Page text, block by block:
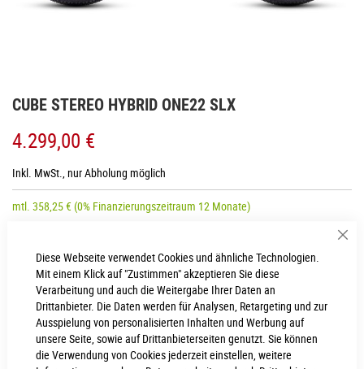
Diese Webseite verwendet Cookies und ähnliche Technologien.
Mit einem Klick auf "Zustimmen" akzeptieren Sie diese
Verarbeitung und auch die Weitergabe Ihrer Daten an
Drittanbieter. Die Daten werden für Analysen, Retargeting und zur
Ausspielung von personalisierten Inhalten und Werbung auf
unsere Seite, sowie auf Drittanbieterseiten genutzt. Sie können
die Verwendung von Cookies jederzeit einstellen, weitere
Anfang
Bildgalerie
CUBE STEREO HYBRID ONE22 SLX
4.299,00 €
Inkl. MwSt., nur Abholung möglich
mtl. 358,25€(0% Finanzierungszeitraum 12 Monate)
RAHMENHÖHE
S L
IN DEN WARENKORB